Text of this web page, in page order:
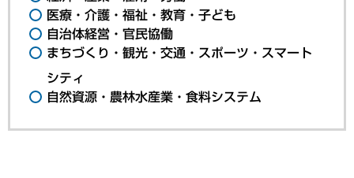
医療・介護・福祉・教育・子ども
自治体経営・官民協働
まちづくり・観光・交通・スポーツ・スマート
シティ
自然資源・農林水産業・食料システム